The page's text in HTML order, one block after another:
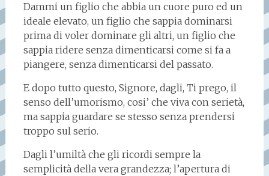
Dammi un figlio che abbia un cuore puro ed un
ideale elevato, un figlio che sappia dominarsi
prima di voler dominare gli altri, un figlio che
sappia ridere senza dimenticarsi come si fa a
piangere, senza dimenticarsi del passato.
E dopo tutto questo, Signore, dagli, Ti prego, il
senso dell’umorismo, cosi’ che viva con serietà,
ma sappia guardare se stesso senza prendersi
troppo sul serio.
Dagli l’umiltà che gli ricordi sempre la
semplicità della vera grandezza; l’apertura di